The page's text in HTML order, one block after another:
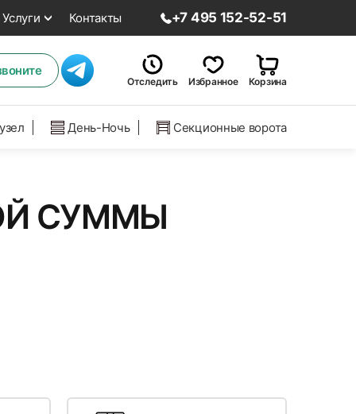
Услуги Контакты +7 495 152-52-51
Отследить Избранное Корзина
День-Ночь Секционные ворота
СУММЫ